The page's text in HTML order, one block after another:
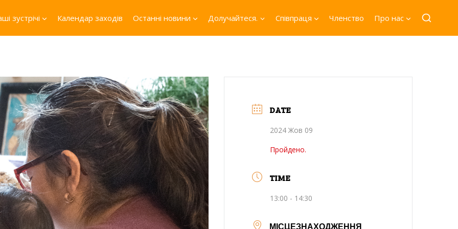
зустрічі Календар заходів Останні новини Долучайтеся. Співпраця Членство Про нас
DATE
2024 Жов 09
Пройдено.
TIME
13:00 - 14:30
МІСЦЕЗНАХОДЖЕННЯ